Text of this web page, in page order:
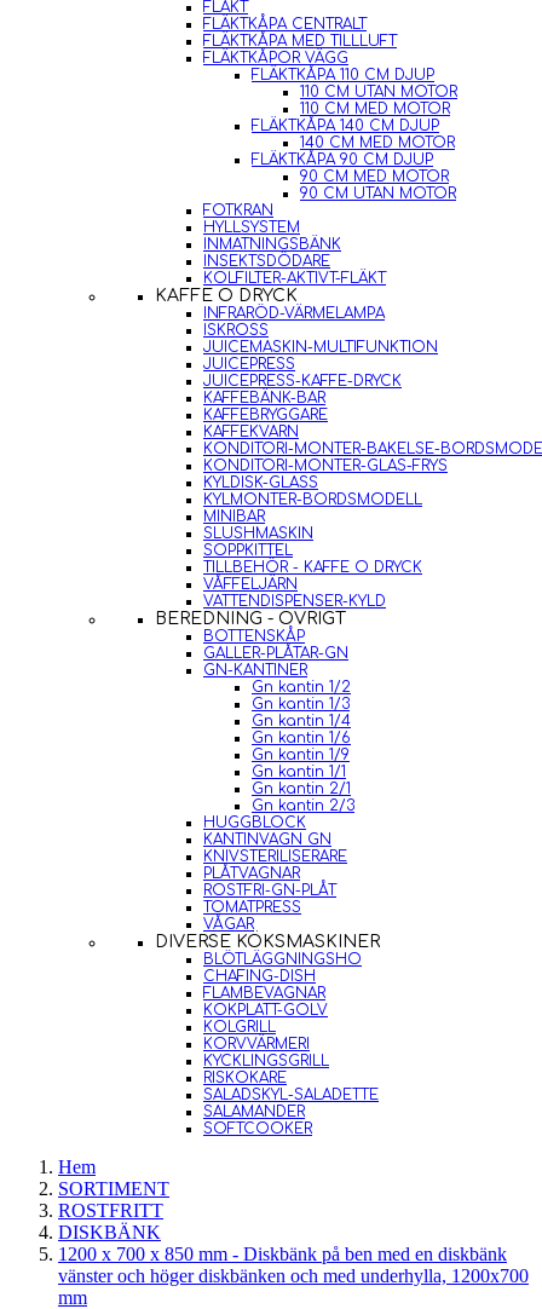
FLÄKT
FLÄKTKÅPA CENTRALT
FLÄKTKÅPA MED TILLLUFT
FLÄKTKÅPOR VÄGG
FLÄKTKÅPA 110 CM DJUP
110 CM UTAN MOTOR
110 CM MED MOTOR
FLÄKTKÅPA 140 CM DJUP
140 CM MED MOTOR
FLÄKTKÅPA 90 CM DJUP
90 CM MED MOTOR
90 CM UTAN MOTOR
FOTKRAN
HYLLSYSTEM
INMATNINGSBÄNK
INSEKTSDÖDARE
KOLFILTER-AKTIVT-FLÄKT
KAFFE O DRYCK
INFRARÖD-VÄRMELAMPA
ISKROSS
JUICEMASKIN-MULTIFUNKTION
JUICEPRESS
JUICEPRESS-KAFFE-DRYCK
KAFFEBÄNK-BAR
KAFFEBRYGGARE
KAFFEKVARN
KONDITORI-MONTER-BAKELSE-
KONDITORI-MONTER-GLAS-FRYS
KYLDISK-GLASS
KYLMONTER-BORDSMODELL
MINIBAR
SLUSHMASKIN
SOPPKITTEL
TILLBEHÖR - KAFFE O DRYCK
VÅFFELJÄRN
VATTENDISPENSER-KYLD
BEREDNING - ÖVRIGT
BOTTENSKÅP
GALLER-PLÅTAR-GN
GN-KANTINER
Gn kantin 1/2
Gn kantin 1/3
Gn kantin 1/4
Gn kantin 1/6
Gn kantin 1/9
Gn kantin 1/1
Gn kantin 2/1
Gn kantin 2/3
HUGGBLOCK
KANTINVAGN GN
KNIVSTERILISERARE
PLÅTVAGNAR
ROSTFRI-GN-PLÅT
TOMATPRESS
VÅGAR
DIVERSE KÖKSMASKINER
BLÖTLÄGGNINGSHO
CHAFING-DISH
FLAMBEVAGNAR
KOKPLATT-GOLV
KOLGRILL
KORVVÄRMERI
KYCKLINGSGRILL
RISKOKARE
SALADSKYL-SALADETTE
SALAMANDER
SOFTCOOKER
Hem
SORTIMENT
ROSTFRITT
DISKBÄNK
1200 x 700 x 850 mm - Diskbänk på ben med en diskbänk
vänster och höger diskbänken och med underhylla, 1200x700
mm